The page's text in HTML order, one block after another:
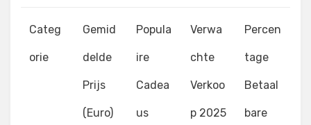
Categ
orie
Gemid
delde
Prijs
(Euro)
Popula
ire
Cadea
us
Verwa
chte
Verkoo
p 2025
Percen
tage
Betaal
bare